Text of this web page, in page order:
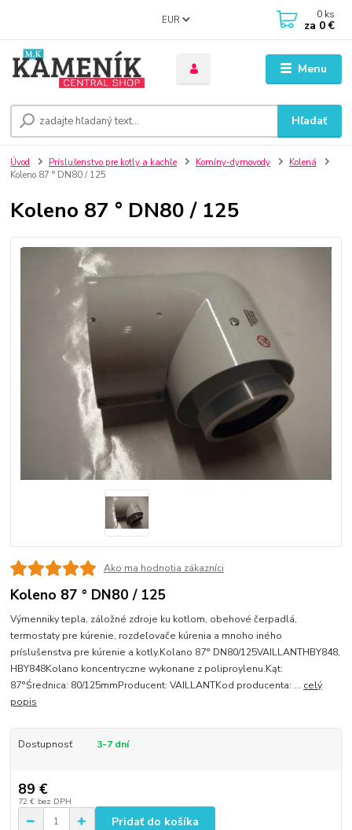
Menu
EUR
Hľadať
0 ks
za 0 €
Úvod Príslušenstvo pre kotly a kachle Komíny-dymovody
Kolená
Koleno 87 ° DN80 / 125
Koleno 87 ° DN80 / 125
Ako ma hodnotia zákazníci
Koleno 87 ° DN80 / 125
Výmenniky tepla, záložné zdroje ku kotlom, obehové čerpadlá,
termostaty pre kúrenie, rozdeľovače kúrenia a mnoho iného
príslušenstva pre kúrenie a kotly.Kolano 87° DN80/125VAILLANTHBY848,
HBY848Kolano koncentryczne wykonane z poliproylenu.Kąt:
87°Średnica: 80/125mmProducent: VAILLANTKod producenta: ... celý
popis
Dostupnosť 3-7 dní
89 €
72 € bez DPH
Pridať do košíka